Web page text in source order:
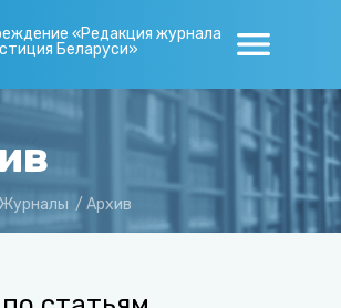
«Редакция журнала
Беларуси»
Журналы / Архив